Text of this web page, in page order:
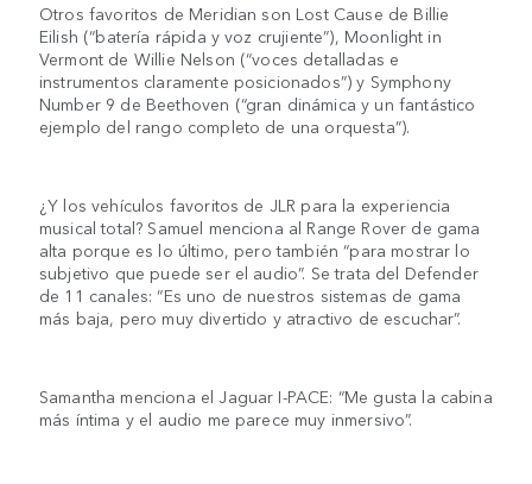
Otros favoritos de Meridian son Lost Cause de Billie
Eilish (“batería rápida y voz crujiente”), Moonlight in
Vermont de Willie Nelson (“voces detalladas e
instrumentos claramente posicionados”) y Symphony
Number 9 de Beethoven (“gran dinámica y un fantástico
ejemplo del rango completo de una orquesta”).
¿Y los vehículos favoritos de JLR para la experiencia
musical total? Samuel menciona al Range Rover de gama
alta porque es lo último, pero también “para mostrar lo
subjetivo que puede ser el audio”. Se trata del Defender
de 11 canales: “Es uno de nuestros sistemas de gama
más baja, pero muy divertido y atractivo de escuchar”.
Samantha menciona el Jaguar I-PACE: “Me gusta la cabina
más íntima y el audio me parece muy inmersivo”.